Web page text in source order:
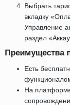
Выбрать
вкладку
Управление
раздел
Преимущества
Есть
На